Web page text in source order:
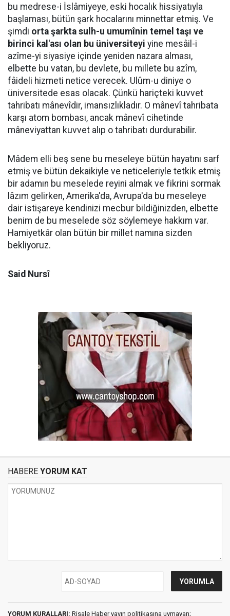
bu medrese-i İslâmiyeye, eski hocalık hissiyatıyla
başlaması, bütün şark hocalarını minnettar etmiş. Ve
şimdi orta şarkta sulh-u umumînin temel taşı ve
birinci kal'ası olan bu üniversiteyi yine mesâil-i
azîme-yi siyasiye içinde yeniden nazara alması,
elbette bu vatan, bu devlete, bu millete bu azîm,
fâideli hizmeti netice verecek. Ulûm-u diniye o
üniversitede esas olacak. Çünkü hariçteki kuvvet
tahribatı mânevîdir, imansızlıkladır. O mânevî tahribata
karşı atom bombası, ancak mânevî cihetinde
mâneviyattan kuvvet alıp o tahribatı durdurabilir.
Mâdem elli beş sene bu meseleye bütün hayatını sarf
etmiş ve bütün dekaikiyle ve neticeleriyle tetkik etmiş
bir adamın bu meselede reyini almak ve fikrini sormak
lâzım gelirken, Amerika'da, Avrupa'da bu meseleye
dair istişareye kendinizi mecbur bildiğinizden, elbette
benim de bu meselede söz söylemeye hakkım var.
Hamiyetkâr olan bütün bir millet namına sizden
bekliyoruz.
Said Nursî
HABERE YORUM KAT
YORUM KURALLARI: Risale Haber yayın politikasına uymayan;